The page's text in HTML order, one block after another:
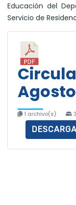
Educación del
Servicio de
Agosto
1 archivo(s)